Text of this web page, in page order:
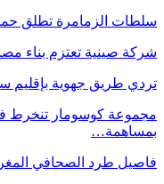
سلطات الزمامرة تطلق
شركة صينية تعتزم بناء
تردي طريق جهوية بإقليم
مجموعة كوسومار تنخرط
بمساهمة…
فاصيل طرد الصحافي